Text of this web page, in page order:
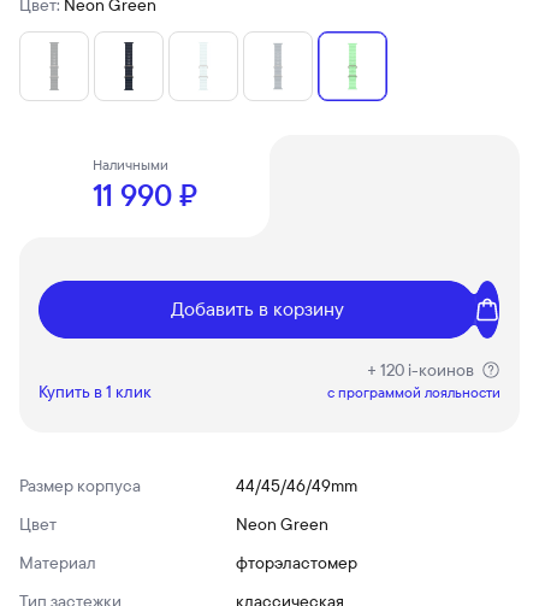
Цвет: Neon Green
Наличными
11 990 ₽
Добавить в корзину
Купить в 1 клик
+ 120 i-коинов
c программой лояльности
Размер корпуса
44/45/46/49mm
Цвет
Neon Green
Материал
фторэластомер
Тип застежки
классическая